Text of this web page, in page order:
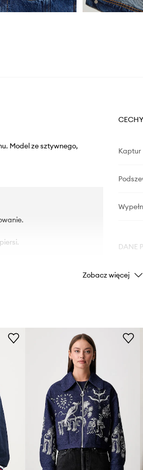
Model ze sztywnego,
Kaptur
DANE
Kod
Kolor
ID
Zobacz więcej